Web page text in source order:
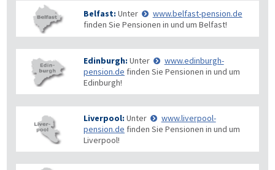
Belfast: Unter
www.belfast-pension.de
finden Sie Pensionen in und um Belfast!
Edinburgh: Unter
www.edinburgh-
pension.de finden Sie Pensionen in und um
Edinburgh!
Liverpool: Unter
www.liverpool-
pension.de finden Sie Pensionen in und um
Liverpool!